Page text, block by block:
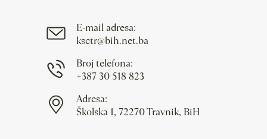
E-mail adresa:
ksctr@bih.net.ba
Broj telefona:
+387 30 518 823
Adresa:
Školska 1, 72270 Travnik, BiH